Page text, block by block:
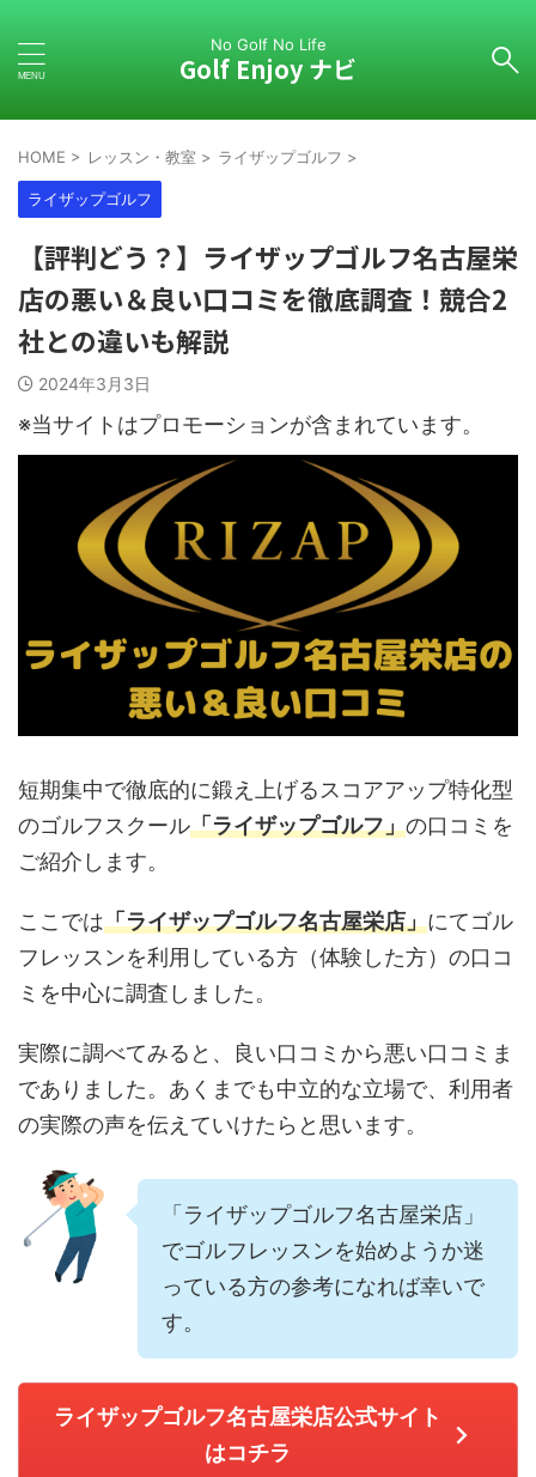
No Golf No Life
Golf Enjoy ナビ
HOME > レッスン・教室 > ライザップゴルフ >
ライザップゴルフ
【評判どう？】ライザップゴルフ名古屋栄
店の悪い＆良い口コミを徹底調査！競合2
社との違いも解説
2024年3月3日
※当サイトはプロモーションが含まれています。
短期集中で徹底的に鍛え上げるスコアアップ特化型
のゴルフスクール「ライザップゴルフ」の口コミを
ご紹介します。
ここでは「ライザップゴルフ名古屋栄店」にてゴル
フレッスンを利用している方（体験した方）の口コ
ミを中心に調査しました。
実際に調べてみると、良い口コミから悪い口コミま
でありました。あくまでも中立的な立場で、利用者
の実際の声を伝えていけたらと思います。
「ライザップゴルフ名古屋栄店」
でゴルフレッスンを始めようか迷
っている方の参考になれば幸いで
す。
ライザップゴルフ名古屋栄店公式サイト
はコチラ